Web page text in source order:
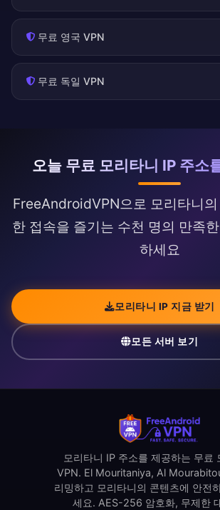
무료 영국 VPN
무료 독일 VPN
오늘 무료 모리타니 IP 주소
FreeAndroidVPN으로 모리타니
한 접속을 즐기는 수천 명의 만족
하세요
모리타니 IP 지금 받기
모든 서버 보기
모리타니 IP 주소를 제공하는 무료
VPN. El Mouritaniya, Al
리밍하고 모리타니의 콘텐츠에 안전
세요. AES-256 암호화, 무제한